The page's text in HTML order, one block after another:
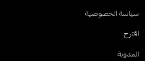
سياسة الخصوصية
اقترح
المدونة